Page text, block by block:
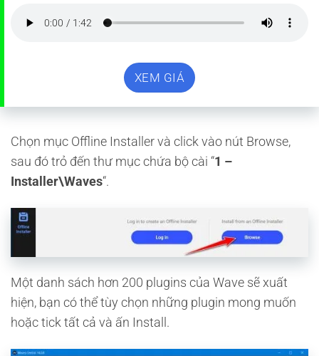
XEM GIÁ
Chọn mục Offline Installer và click vào nút Browse,
sau đó trỏ đến thư mục chứa bộ cài “1 –
Installer\Waves“.
Một danh sách hơn 200 plugins của Wave sẽ xuất
hiện, bạn có thể tùy chọn những plugin mong muốn
hoặc tick tất cả và ấn Install.